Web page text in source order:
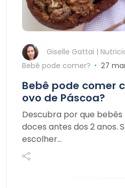
Giselle Gattai |
Bebê pode comer?
27
Bebê pode comer
ovo de Páscoa?
Descubra por que
doces antes dos 2 anos.
escolher…